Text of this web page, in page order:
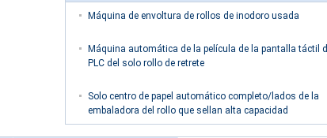
Máquina de envoltura de rollos de inodoro usada
Máquina automática de la película de la pantalla táctil
PLC del solo rollo de retrete
Solo centro de papel automático completo/lados de la
embaladora del rollo que sellan alta capacidad